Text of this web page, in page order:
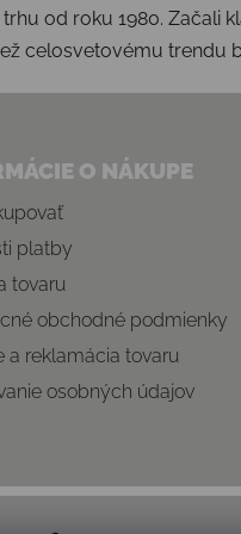
od roku 1980.
celosvetovému trendu
O NÁKUPE
platby
tovaru
obchodné podmienky
a reklamácia tovaru
osobných údajov